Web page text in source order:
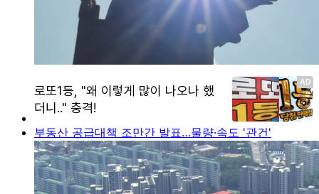
부동산 공급대책 조만간 발표…물량·속도 '관건'